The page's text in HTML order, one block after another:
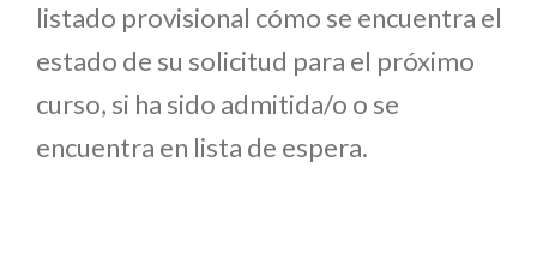
listado provisional cómo se encuentra el
estado de su solicitud para el próximo
curso, si ha sido admitida/o o se
encuentra en lista de espera.